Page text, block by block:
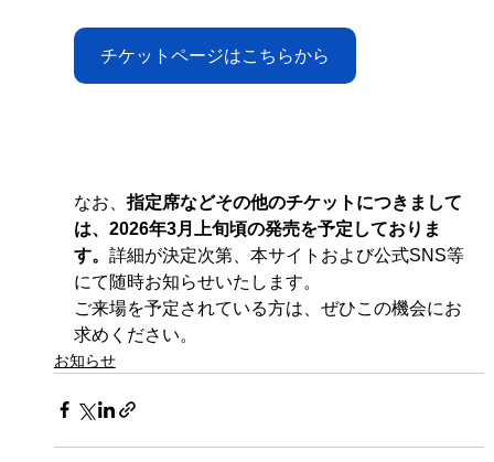
チケットページはこちらから
なお、指定席などその他のチケットにつきまして
は、2026年3月上旬頃の発売を予定しておりま
す。 詳細が決定次第、本サイトおよび公式SNS等
にて随時お知らせいたします。
ご来場を予定されている方は、ぜひこの機会にお
求めください。
お知らせ